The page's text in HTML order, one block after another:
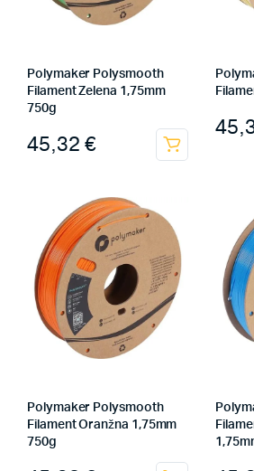
Polymaker Polysmooth
Filament Zelena 1,75mm
750g
45,32 €
Polymaker Polysmooth
Filament Oranžna 1,75mm
750g